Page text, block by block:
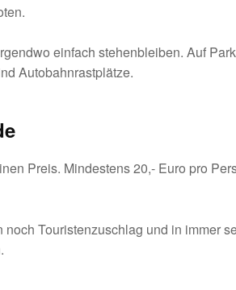
einfach stehenbleiben. Auf
Autobahnrastplätze.
Preis. Mindestens 20,- Euro pro
Touristenzuschlag und in immer